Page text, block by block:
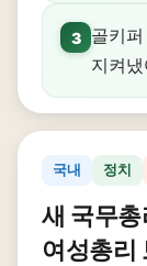
3
골키
지켜
국내 정치
새 국무
여성총리